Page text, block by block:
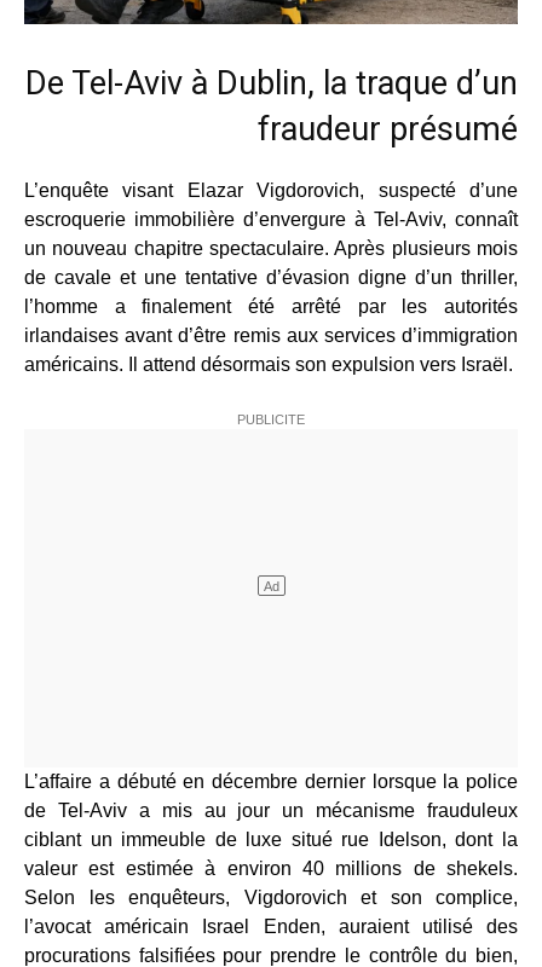
De Tel-Aviv à Dublin, la traque d’un
fraudeur présumé
L’enquête visant Elazar Vigdorovich, suspecté d’une
escroquerie immobilière d’envergure à Tel-Aviv, connaît
un nouveau chapitre spectaculaire. Après plusieurs mois
de cavale et une tentative d’évasion digne d’un thriller,
l’homme a finalement été arrêté par les autorités
irlandaises avant d’être remis aux services d’immigration
américains. Il attend désormais son expulsion vers Israël.
L’affaire a débuté en décembre dernier lorsque la police
de Tel-Aviv a mis au jour un mécanisme frauduleux
ciblant un immeuble de luxe situé rue Idelson, dont la
valeur est estimée à environ 40 millions de shekels.
Selon les enquêteurs, Vigdorovich et son complice,
l’avocat américain Israel Enden, auraient utilisé des
procurations falsifiées pour prendre le contrôle du bien,